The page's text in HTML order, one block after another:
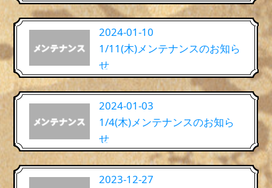
2024-01-10
1/11(木)メンテナンスのお知ら
せ
2024-01-03
1/4(木)メンテナンスのお知ら
せ
2023-12-27